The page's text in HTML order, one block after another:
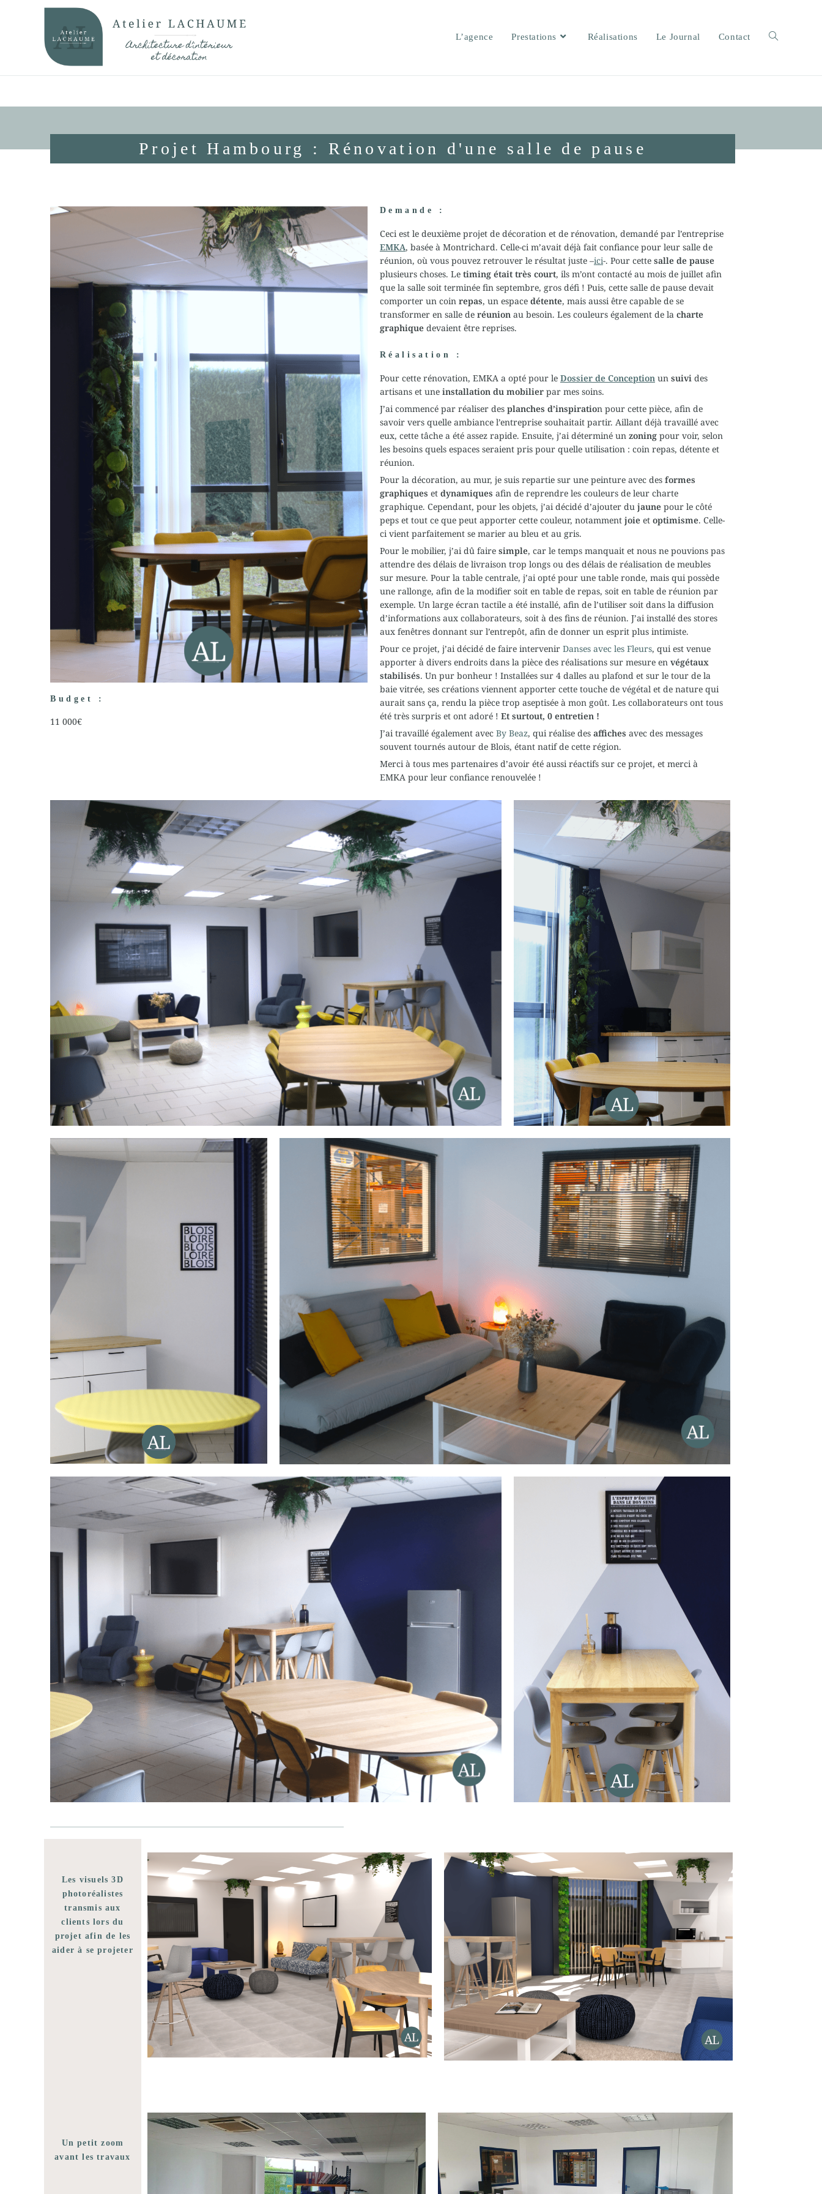
L’agence Prestations Réalisations Le Journal Contact
Projet Hambourg : Rénovation d'une salle de pause
Budget :
11 000€
Demande :
Ceci est le deuxième projet de décoration et de rénovation, demandé par l’entreprise
EMKA, basée à Montrichard. Celle-ci m’avait déjà fait confiance pour leur salle de
réunion, où vous pouvez retrouver le résultat juste –ici-. Pour cette salle de pause
plusieurs choses. Le timing était très court, ils m’ont contacté au mois de juillet afin
que la salle soit terminée fin septembre, gros défi ! Puis, cette salle de pause devait
comporter un coin repas, un espace détente, mais aussi être capable de se
transformer en salle de réunionau besoin. Les couleurs également de lacharte
graphiquedevaient être reprises.
Réalisation :
Pour cette rénovation, EMKA a opté pour le Dossier de Conceptionun suivi des
artisans et une installation du mobilierpar mes soins.
J’ai commencé par réaliser des planches d’inspiration pour cette pièce, afin de
savoir vers quelle ambiance l’entreprise souhaitait partir. Aillant déjà travaillé avec
eux, cette tâche a été assez rapide. Ensuite, j’ai déterminé un zoning pour voir, selon
les besoins quels espaces seraient pris pour quelle utilisation : coin repas, détente et
réunion.
Pour la décoration, au mur, je suis repartie sur une peinture avec des formes
graphiques et dynamiques afin de reprendre les couleurs de leur charte
graphique. Cependant, pour les objets, j’ai décidé d’ajouter du jaunepour le côté
peps ettout ce que peut apporter cette couleur, notamment joieet optimisme. Celle-
ci vient parfaitement se marier au bleu et au gris.
Pour le mobilier, j’ai dû faire simple, car le temps manquait et nous ne pouvions pas
attendre des délais de livraison trop longsou des délais de réalisation de meubles
sur mesure. Pour la table centrale, j’ai opté pour une table ronde, mais qui possède
une rallonge, afin de la modifier soit en table de repas, soit en table de réunion par
exemple. Un large écran tactile a été installé, afin de l’utiliser soit dans la diffusion
d’informations aux collaborateurs, soit à des fins de réunion. J’ai installé des stores
aux fenêtres donnant sur l’entrepôt, afin de donner un esprit plus intimiste.
Pour ce projet, j’ai décidé de faire intervenir Danses avec les Fleurs, qui est venue
apporter à divers endroits dans la pièce des réalisations sur mesure en végétaux
stabilisés. Un pur bonheur ! Installées sur 4 dallesau plafond et sur le tour de la
baie vitrée, ses créations viennent apporter cette touche de végétal et de nature qui
aurait sans ça, rendu la pièce trop aseptisée à mon goût. Les collaborateurs ont tous
été très surpris et ont adoré ! Et surtout, 0 entretien !
J’ai travaillé également avec By Beaz, qui réalise des affiches avec des messages
souvent tournés autour de Blois, étant natif de cette région.
Merci à tous mes partenaires d’avoir été aussi réactifs sur ce projet, et merci à
EMKA pour leur confiance renouvelée !
Les visuels 3D
photoréalistes
transmis aux
clients lors du
projet afin de les
aider à se projeter
Un petit zoom
avant les travaux